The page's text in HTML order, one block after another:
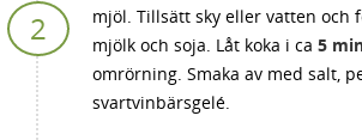
mjöl. Tillsätt sky eller vatten och
mjölk och soja. Låt koka i ca 5
omrörning. Smaka av med salt,
svartvinbärsgelé.